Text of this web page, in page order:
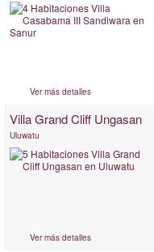
Ver más detalles
Villa Grand Cliff Ungasan
Uluwatu
Ver más detalles